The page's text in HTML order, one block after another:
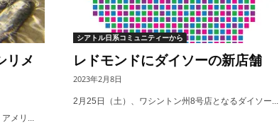
リメ
メリ...
シアトル日系コミュニティーから
レドモンドにダイソーの新店舗
2023年2月8日
2月25日（土）、ワシントン州8号店となるダイソー...